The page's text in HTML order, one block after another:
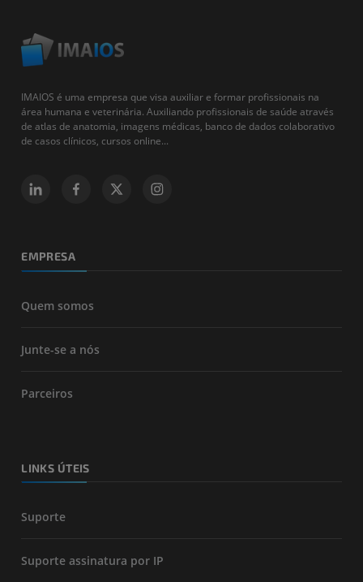
IMAIOS é uma empresa que visa auxiliar e formar profissionais na
área humana e veterinária. Auxiliando profissionais de saúde através
de atlas de anatomia, imagens médicas, banco de dados colaborativo
de casos clínicos, cursos online...
EMPRESA
Quem somos
Junte-se a nós
Parceiros
LINKS ÚTEIS
Suporte
Suporte assinatura por IP